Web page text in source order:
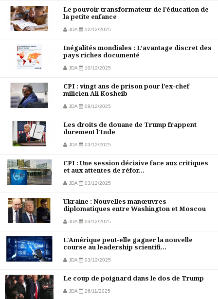
Le pouvoir transformateur de l’éducation de
la petite enfance
JDA 12/12/2025
Inégalités mondiales : L’avantage discret des
pays riches documenté
JDA 10/12/2025
CPI : vingt ans de prison pour l’ex-chef
milicien Ali Kosheib
JDA 09/12/2025
Les droits de douane de Trump frappent
durement l'Inde
JDA 03/12/2025
CPI : Une session décisive face aux critiques
et aux attentes de réfor...
JDA 03/12/2025
Ukraine : Nouvelles manœuvres
diplomatiques entre Washington et Moscou
JDA 03/12/2025
L'Amérique peut-elle gagner la nouvelle
course au leadership scientifi...
JDA 03/12/2025
Le coup de poignard dans le dos de Trump
JDA 26/11/2025